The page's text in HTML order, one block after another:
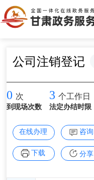
公司注销登记
0 次
到现场次数
3 个工作日
法定办结时限
在线办理 咨询
下载 分享